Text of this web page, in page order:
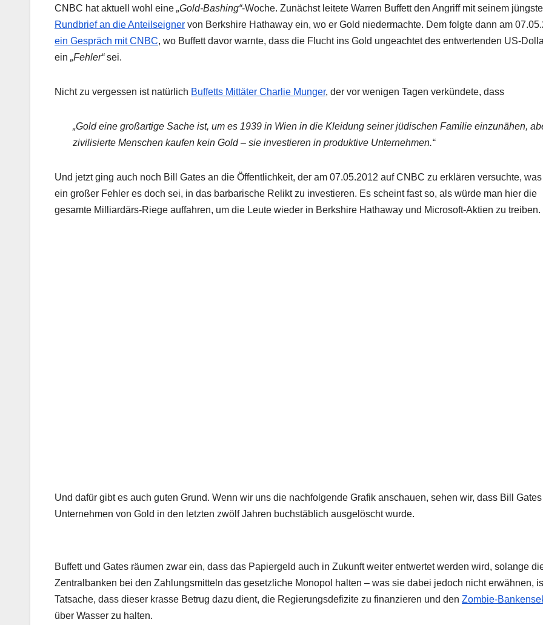
CNBC hat aktuell wohl eine „Gold-Bashing“-Woche. Zunächst leitete Warren Buffett den Angriff mit seinem
Rundbrief an die Anteilseigner von Berkshire Hathaway ein, wo er Gold niedermachte. Dem folgte dann am
ein Gespräch mit CNBC, wo Buffett davor warnte, dass die Flucht ins Gold ungeachtet des entwertenden US-
ein „Fehler“sei.
Nicht zu vergessen ist natürlich Buffetts Mittäter Charlie Munger, der vor wenigen Tagen verkündete, dass
„Gold eine großartige Sache ist, um es 1939 in Wien in die Kleidung seiner jüdischen Familie einzunähen,
zivilisierte Menschen kaufen kein Gold – sie investieren in produktive Unternehmen.“
Und jetzt ging auch noch Bill Gates an die Öffentlichkeit, der am 07.05.2012 auf CNBC zu erklären versuchte,
ein großer Fehler es doch sei, in das barbarische Relikt zu investieren. Es scheint fast so, als würde man hier die
gesamte Milliardärs-Riege auffahren, um die Leute wieder in Berkshire Hathaway und Microsoft-Aktien zu treiben.
Und dafür gibt es auch guten Grund. Wenn wir uns die nachfolgende Grafik anschauen, sehen wir, dass Bill
Unternehmen von Gold in den letzten zwölf Jahren buchstäblich ausgelöscht wurde.
Buffett und Gates räumen zwar ein, dass das Papiergeld auch in Zukunft weiter entwertet werden wird, solange
Zentralbanken bei den Zahlungsmitteln das gesetzliche Monopol halten – was sie dabei jedoch nicht erwähnen,
Tatsache, dass dieser krasse Betrug dazu dient, die Regierungsdefizite zu finanzieren und den Zombie-
über Wasser zu halten.